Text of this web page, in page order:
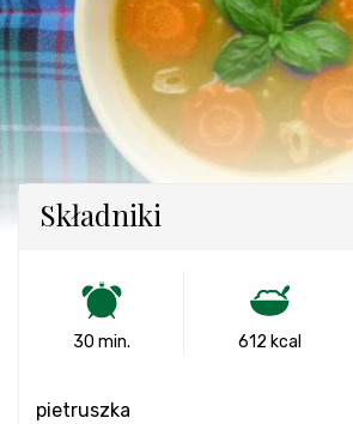
Składniki
30 min. 612 kcal
pietruszka